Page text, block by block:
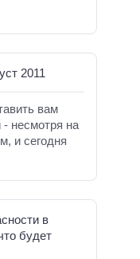
2011
вам
несмотря на
и сегодня
в
будет